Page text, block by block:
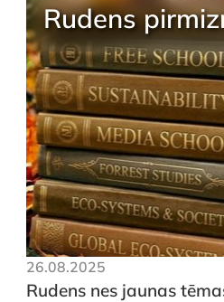
Rudens
26.08.2025
Rudens nes jaunas